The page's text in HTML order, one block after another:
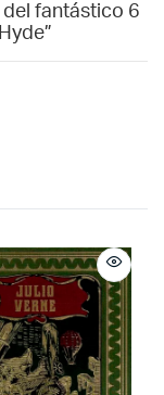
del fantástico 6